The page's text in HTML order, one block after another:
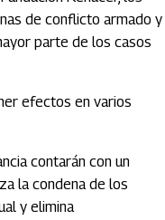
de conflicto armado y
parte de los casos
efectos en varios
contarán con un
la condena de los
y elimina